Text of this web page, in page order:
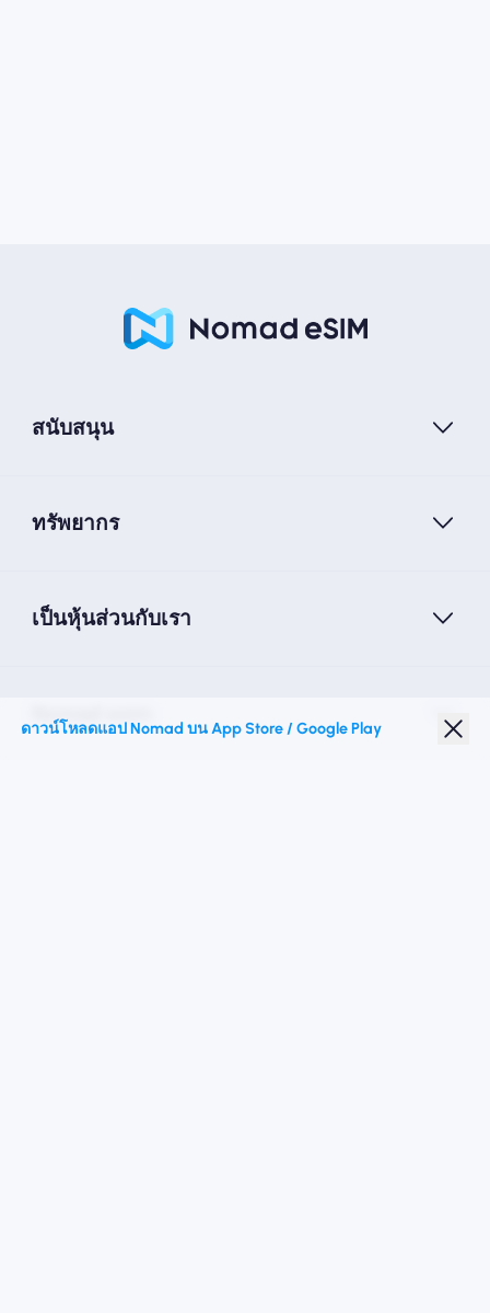
สนับสนุน
ทรัพยากร
เป็นหุ้นส่วนกับเรา
Nomad esim
ดาวน์โหลดแอป Nomad บน App Store / Google Play